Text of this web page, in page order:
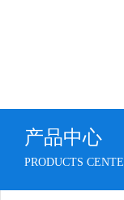
产品中心
PRODUCTS